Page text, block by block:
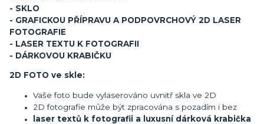
- SKLO
- GRAFICKOU PŘÍPRAVU A PODPOVRCHOVÝ 2D LASER
FOTOGRAFIE
- LASER TEXTU K FOTOGRAFII
- DÁRKOVOU KRABIČKU
2D FOTO ve skle:
Vaše foto bude vylaserováno uvnitř skla ve 2D
2D fotografie může být zpracována s pozadím i bez
laser textů k fotografii a luxusní dárková krabička